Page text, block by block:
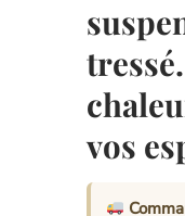
vos